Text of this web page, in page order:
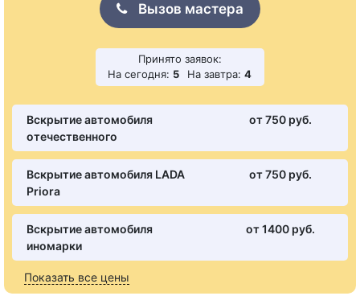
Вызов мастера
Принято заявок:
На сегодня: 5 На завтра: 4
Вскрытие автомобиля
отечественного
от 750 pуб.
Вскрытие автомобиля LADA
Priora
от 750 pуб.
Вскрытие автомобиля
иномарки
от 1400 pуб.
Показать все цены